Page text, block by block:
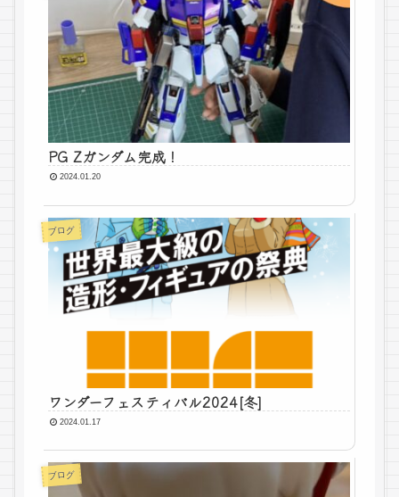
PG Zガンダム完成！
2024.01.20
ブログ
ワンダーフェスティバル2024[冬]
2024.01.17
ブログ